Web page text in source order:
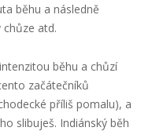
běhu a následně
atd.
běhu a chůzí
začátečníků
příliš pomalu), a
slibuješ. Indiánský běh